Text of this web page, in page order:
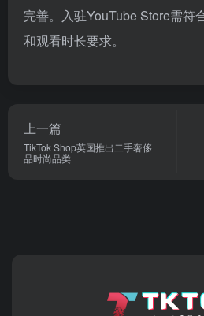
完善。入驻YouTube Store需符
和观看时长要求。
上一篇
TikTok Shop英国推出二手奢侈
品时尚品类